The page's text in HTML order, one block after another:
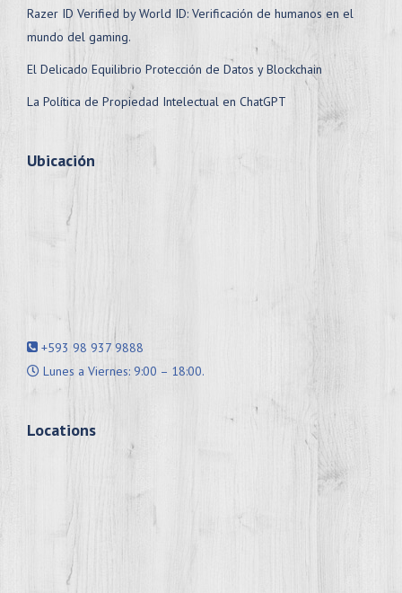
Razer ID Verified by World ID: Verificación de humanos en el
mundo del gaming.
El Delicado Equilibrio Protección de Datos y Blockchain
La Política de Propiedad Intelectual en ChatGPT
Ubicación
+593 98 937 9888
Lunes a Viernes: 9:00 – 18:00.
Locations